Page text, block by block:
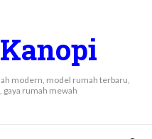
modern, model rumah terbaru,
rumah mewah